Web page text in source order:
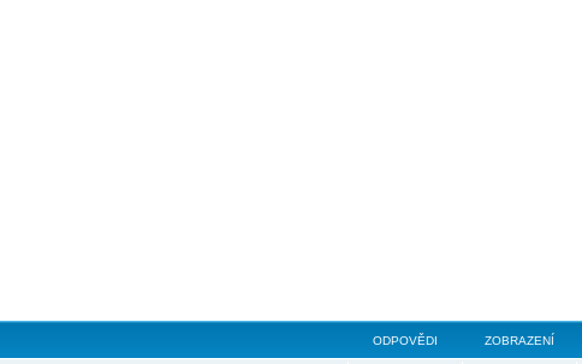
ODPOVĚDI ZOBRAZENÍ